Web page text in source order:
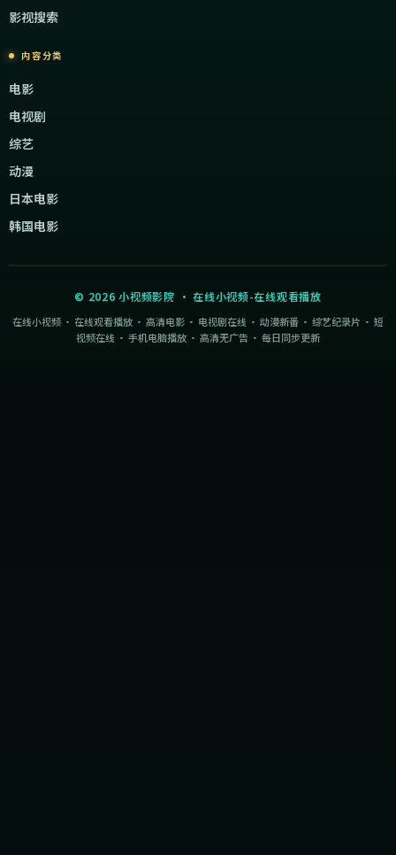
影视搜索
内容分类
电影
电视剧
综艺
动漫
日本电影
韩国电影
© 2026 小视频影院 ·在线小视频-在线观看播放
在线小视频 · 在线观看播放 · 高清电影 · 电视剧在线 · 动漫新番 · 综艺纪录片 · 短
视频在线 · 手机电脑播放 · 高清无广告 · 每日同步更新